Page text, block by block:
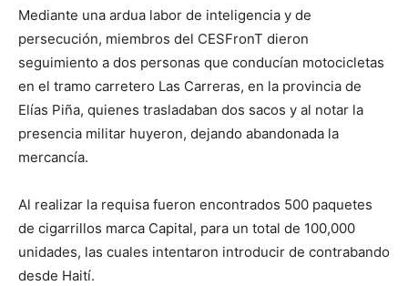
Mediante una ardua labor de inteligencia y de
persecución, miembros del CESFronT dieron
seguimiento a dos personas que conducían motocicletas
en el tramo carretero Las Carreras, en la provincia de
Elías Piña, quienes trasladaban dos sacos y al notar la
presencia militar huyeron, dejando abandonada la
mercancía.
Al realizar la requisa fueron encontrados 500 paquetes
de cigarrillos marca Capital, para un total de 100,000
unidades, las cuales intentaron introducir de contrabando
desde Haití.